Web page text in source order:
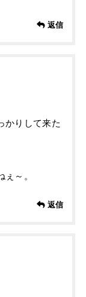
返信
かりして来た
～。
返信